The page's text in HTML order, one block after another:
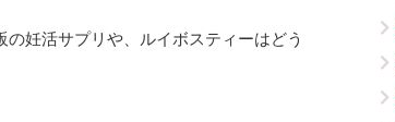
妊活サプリや、ルイボスティーはどう